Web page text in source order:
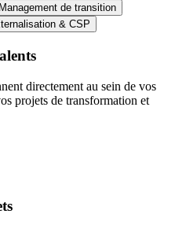
Management de transition
& CSP
directement au sein de vos
projets de transformation et